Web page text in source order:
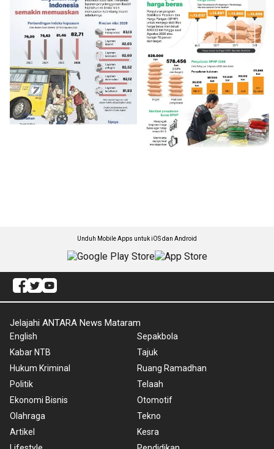
Unduh Mobile Apps untuk iOS dan Android
Jelajahi ANTARA News Mataram
English
Kabar NTB
Hukum Kriminal
Politik
Ekonomi Bisnis
Olahraga
Artikel
Sepakbola
Tajuk
Ruang Ramadhan
Telaah
Otomotif
Tekno
Kesra